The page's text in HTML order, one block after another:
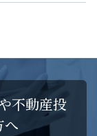
不動産投
へ